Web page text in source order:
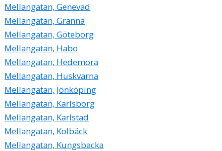
Mellangatan, Genevad
Mellangatan, Gränna
Mellangatan, Göteborg
Mellangatan, Habo
Mellangatan, Hedemora
Mellangatan, Huskvarna
Mellangatan, Jönköping
Mellangatan, Karlsborg
Mellangatan, Karlstad
Mellangatan, Kolbäck
Mellangatan, Kungsbacka